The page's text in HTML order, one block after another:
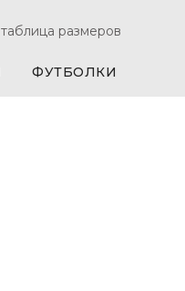
таблица размеров
ФУТБОЛКИ